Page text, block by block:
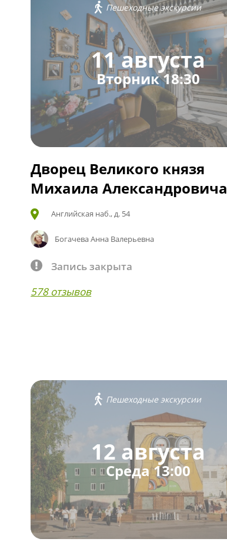
Пешеходные экскурсии
11 августа
Вторник 18:30
Дворец Великого князя
Михаила Александровича
Английская наб., д. 54
Богачева Анна Валерьевна
Запись закрыта
578 отзывов
Пешеходные экскурсии
12 августа
Среда 13:00